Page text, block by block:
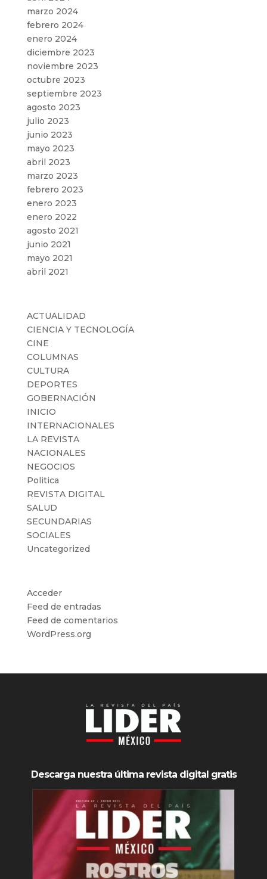
marzo 2024
febrero 2024
enero 2024
diciembre 2023
noviembre 2023
octubre 2023
septiembre 2023
agosto 2023
julio 2023
junio 2023
mayo 2023
abril 2023
marzo 2023
febrero 2023
enero 2023
enero 2022
agosto 2021
junio 2021
mayo 2021
abril 2021
ACTUALIDAD
CIENCIA Y TECNOLOGÍA
CINE
COLUMNAS
CULTURA
DEPORTES
GOBERNACIÓN
INICIO
INTERNACIONALES
LA REVISTA
NACIONALES
NEGOCIOS
Politica
REVISTA DIGITAL
SALUD
SECUNDARIAS
SOCIALES
Uncategorized
Acceder
Feed de entradas
Feed de comentarios
WordPress.org
Descarga nuestra última revista digital gratis